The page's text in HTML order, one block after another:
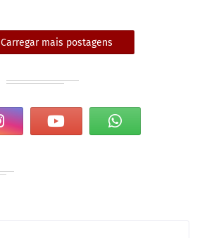
Carregar mais postagens